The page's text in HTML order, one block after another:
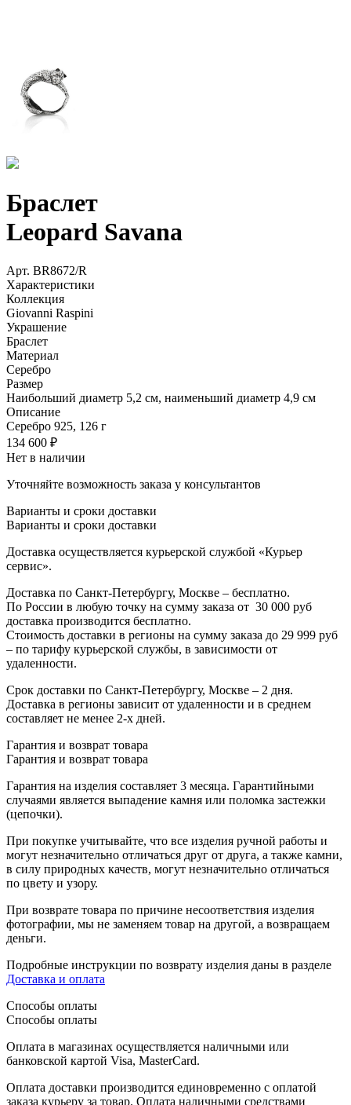
Браслет
Leopard Savana
Арт. BR8672/R
Характеристики
Коллекция
Giovanni Raspini
Украшение
Браслет
Материал
Серебро
Размер
Наибольший диаметр 5,2 см, наименьший диаметр 4,9 см
Описание
Серебро 925, 126 г
134 600 ₽
Нет в наличии
Уточняйте возможность заказа у консультантов
Варианты и сроки доставки
Варианты и сроки доставки
Доставка осуществляется курьерской службой «Курьер
сервис».
Доставка по Санкт-Петербургу, Москве – бесплатно.
По России в любую точку на сумму заказа от 30 000 руб
доставка производится бесплатно.
Стоимость доставки в регионы на сумму заказа до 29 999 руб
– по тарифу курьерской службы, в зависимости от
удаленности.
Срок доставки по Санкт-Петербургу, Москве – 2 дня.
Доставка в регионы зависит от удаленности и в среднем
составляет не менее 2-х дней.
Гарантия и возврат товара
Гарантия и возврат товара
Гарантия на изделия составляет 3 месяца. Гарантийными
случаями является выпадение камня или поломка застежки
(цепочки).
При покупке учитывайте, что все изделия ручной работы и
могут незначительно отличаться друг от друга, а также камни,
в силу природных качеств, могут незначительно отличаться
по цвету и узору.
При возврате товара по причине несоответствия изделия
фотографии, мы не заменяем товар на другой, а возвращаем
деньги.
Подробные инструкции по возврату изделия даны в разделе
Доставка и оплата
Способы оплаты
Способы оплаты
Оплата в магазинах осуществляется наличными или
банковской картой Visa, MasterCard.
Оплата доставки производится единовременно с оплатой
заказа курьеру за товар. Оплата наличными средствами